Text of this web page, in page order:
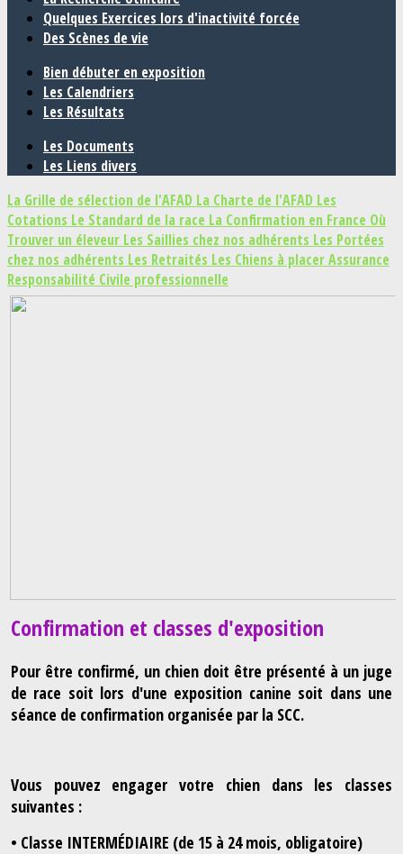
Quelques Exercices lors d'inactivité forcée
Des Scènes de vie
Bien débuter en exposition
Les Calendriers
Les Résultats
Les Documents
Les Liens divers
La Grille de sélection de l'AFAD La Charte de l'AFAD Les
Cotations Le Standard de la race La Confirmation en France Où
Trouver un éleveur Les Saillies chez nos adhérents Les Portées
chez nos adhérents Les Retraités Les Chiens à placerAssurance
Responsabilité Civile professionnelle
Confirmation et classes d'exposition
Pour être confirmé, un chien doit être présenté à un juge
de race soit lors d'une exposition canine soit dans une
séance de confirmation organisée par la SCC.
Vous pouvez engager votre chien dans les classes
suivantes :
• Classe INTERMÉDIAIRE (de 15 à 24 mois, obligatoire)